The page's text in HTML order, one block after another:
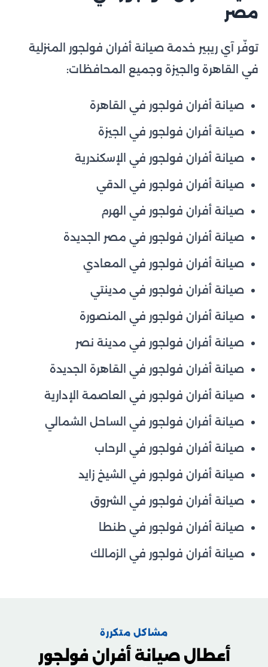
مصر
توفّر آي ريبير خدمة صيانة أفران فولجور المنزلية
في القاهرة والجيزة وجميع المحافظات:
صيانة أفران فولجور في القاهرة
صيانة أفران فولجور في الجيزة
صيانة أفران فولجور في الإسكندرية
صيانة أفران فولجور في الدقي
صيانة أفران فولجور في الهرم
صيانة أفران فولجور في مصر الجديدة
صيانة أفران فولجور في المعادي
صيانة أفران فولجور في مدينتي
صيانة أفران فولجور في المنصورة
صيانة أفران فولجور في مدينة نصر
صيانة أفران فولجور في القاهرة الجديدة
صيانة أفران فولجور في العاصمة الإدارية
صيانة أفران فولجور في الساحل الشمالي
صيانة أفران فولجور في الرحاب
صيانة أفران فولجور في الشيخ زايد
صيانة أفران فولجور في الشروق
صيانة أفران فولجور في طنطا
صيانة أفران فولجور في الزمالك
مشاكل متكررة
أعطال صيانة أفران فولجور